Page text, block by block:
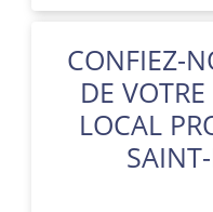
CONFIEZ-
DE
LOCAL